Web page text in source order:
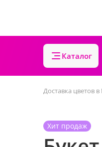
Каталог
Доставка цветов
Хит продаж